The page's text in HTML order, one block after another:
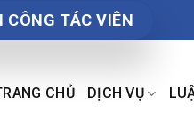
CÔNG TÁC VIÊN
CHỦ DỊCH VỤ